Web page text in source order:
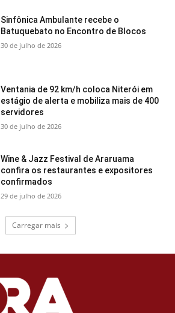
Sinfônica Ambulante recebe o
Batuquebato no Encontro de Blocos
30 de julho de 2026
Ventania de 92 km/h coloca Niterói em
estágio de alerta e mobiliza mais de 400
servidores
30 de julho de 2026
Wine & Jazz Festival de Araruama
confira os restaurantes e expositores
confirmados
29 de julho de 2026
Carregar mais